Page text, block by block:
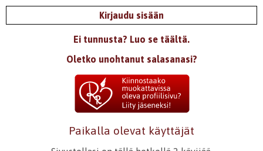
Kirjaudu sisään
Ei tunnusta? Luo se täältä.
Oletko unohtanut salasanasi?
Paikalla olevat käyttäjät